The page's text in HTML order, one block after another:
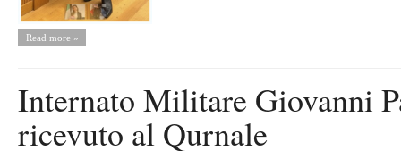
Read more »
Internato Militare Giovanni
ricevuto al Qurnale